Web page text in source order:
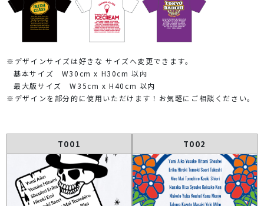
※デザインサイズは好きな サイズへ変更できます。
基本サイズ W30cm x H30cm 以内
最大版サイズ W35cm x H40cm 以内
※デザインを部分的に使用いただけます！お気軽にご相談ください。
T001 T002